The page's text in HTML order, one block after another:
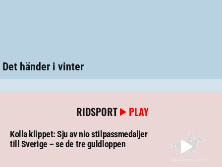
Det händer i vinter
RIDSPORT PLAY
Kolla klippet: Sju av nio stilpassmedaljer
till Sverige – se de tre guldloppen